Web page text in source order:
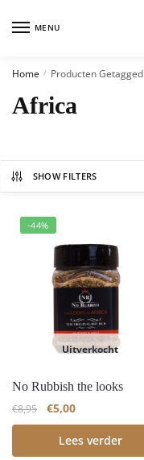
MENU
Home / Producten Getagged
Africa
SHOW FILTERS
-44%
Uitverkocht
No Rubbish the looks
€8,95 €5,00
Lees verder